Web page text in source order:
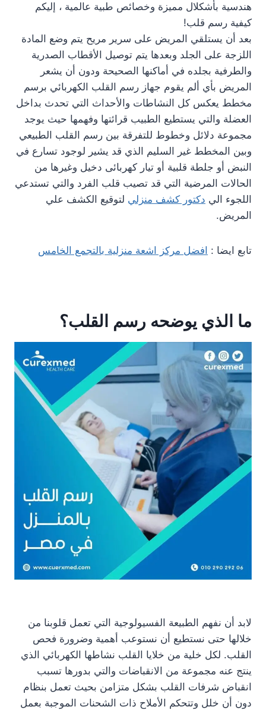
هندسية بأشكلال مميزة وخصائص طبية عالمية ، إليكم
كيفية رسم قلب!
بعد أن يستلقي المريض على سرير مريح يتم وضع المادة
اللزجة على الجلد وبعدها يتم توصيل الأقطاب الصدرية
والطرفية بجلده في أماكنها الصحيحة ودون أن يشعر
المريض بأي ألم يقوم جهاز رسم القلب الكهربائي برسم
مخطط يعكس كل النشاطات والأحداث التي تحدث بداخل
العضلة والتي يستطيع الطبيب قرائتها وفهمها حيث يوجد
مجموعة دلائل وخطوط للتفرقة بين رسم القلب الطبيعي
وبين المخطط غير السليم الذي قد يشير لوجود تسارع في
النبض أو جلطة قلبية أو تيار كهربائى دخيل وغيرها من
الحالات المرضية التي قد تصيب قلب الفرد والتي تستدعي
اللجوء الي دكتور كشف منزلي لتوقيع الكشف علي
المريض.
تابع ايضا : افضل مركز اشعة منزلية بالتجمع الخامس
ما الذي يوضحه رسم القلب؟
لابد أن نفهم الطبيعة الفسيولوجية التي تعمل قلوبنا من
خلالها حتى نستطيع أن نستوعب أهمية وضرورة فحص
القلب. لكل خلية من خلايا القلب نشاطها الكهربائي الذي
ينتج عنه مجموعة من الانقباضات والتي بدورها تسبب
انقباض شرفات القلب بشكل متزامن بحيث تعمل بنظام
دون أن خلل وتتحكم الأملاح ذات الشحنات الموجبة بعمل